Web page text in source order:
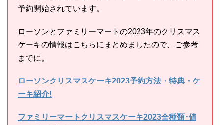
予約開始されています。
ローソンとファミリーマートの2023年のクリスマス
ケーキの情報はこちらにまとめましたので、ご参考
までに。
ローソンクリスマスケーキ2023予約方法・特典・ケ
ーキ紹介!
ファミリーマートクリスマスケーキ2023全種類･値